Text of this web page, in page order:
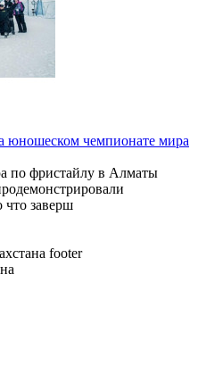
юношеском чемпионате мира
по фристайлу в Алматы
что заверш